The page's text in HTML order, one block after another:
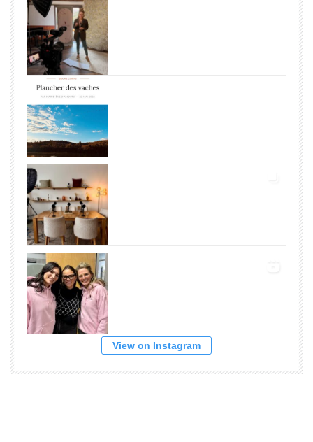
View on Instagram